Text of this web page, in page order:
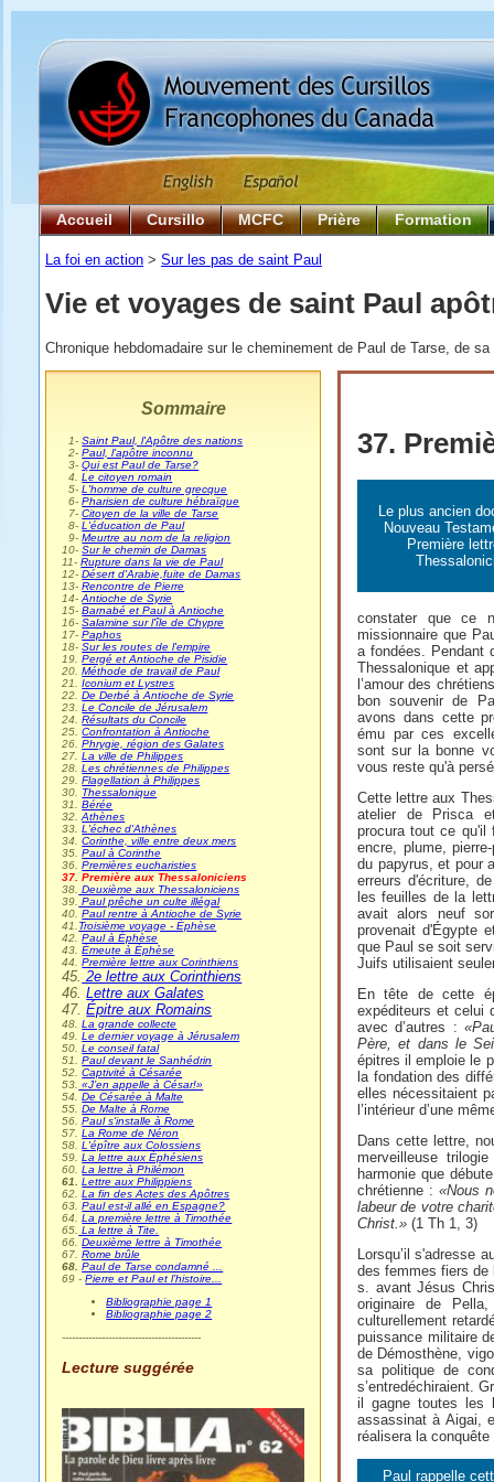
Accueil Cursillo MCFC Prière Formation
La foi en action > Sur les pas de saint Paul
Vie et voyages de saint Paul
Chronique hebdomadaire sur le cheminement de Paul de Tarse, de
Sommaire
1-Saint Paul, l'Apôtre des nations
02-Paul, l'apôtre inconnu
03-Qui est Paul de Tarse?
04.Le citoyen romain
05-L'homme de culture grecque
06-Pharisien de culture hébraïque
7-Citoyen de la ville de Tarse
08-L'éducation de Paul
09-Meurtre au nom de la religion
10-Sur le chemin de Damas
11-Rupture dans la vie de Paul
12-Désert d'Arabie,fuite de Damas
13-Rencontre de Pierre
14-Antioche de Syrie
15-Barnabé et Paul à Antioche
16-Salamine sur l'île de Chypre
17-Paphos
18-Sur les routes de l'empire
19.Pergé et Antioche de Pisidie
20.Méthode de travail de Paul
21.Iconium et Lystres
22.De Derbé à Antioche de Syrie
23.Le Concile de Jérusalem
24.Résultats du Concile
25.Confrontation à Antioche
26.Phrygie, région des Galates
27.La ville de Philippes
28.Les chrétiennes de Philippes
29.Flagellation à Philippes
30. Thessalonique
31.Bérée
32.Athènes
33.L'échec d'Athènes
34.Corinthe, ville entre deux mers
35.Paul à Corinthe
36.Premières eucharisties
37. Première aux Thessaloniciens
38. Deuxième aux Thessaloniciens
39. Paul prêche un culte illégal
40.Paul rentre à Antioche de Syrie
41. Troisième voyage - Éphèse
42.Paul à Éphèse
43.Émeute à Éphèse
44.Première lettre aux Corinthiens
45. 2e lettre aux Corinthiens
46.Lettre aux Galates
47.Épitre aux Romains
48.La grande collecte
49.Le dernier voyage à Jérusalem
50.Le conseil fatal
51.Paul devant le Sanhédrin
52.Captivité à Césarée
53. «J’en appelle à César!»
54.De Césarée à Malte
55.De Malte à Rome
56.Paul s'installe à Rome
57.La Rome de Néron
58.L'épître aux Colossiens
59.La lettre aux Éphésiens
60.La lettre à Philémon
61.Lettre aux Philippiens
62.La fin des Actes des Apôtres
63.Paul est-il allé en Espagne?
64.La première lettre à Timothée
65. La lettre à Tite.
66.Deuxième lettre à Timothée
67.Rome brûle
68.Paul de Tarse condamné ...
69 -Pierre et Paul et l’histoire...
Bibliographie page 1
Bibliographie page 2
------------------------------------------
Lecture suggérée
37.
Le plus ancien
Nouveau
Première
constater que ce
missionnaire que
a fondées. Pendant
Thessalonique et
l’amour des
bon souvenir de
avons dans cette
ému par ces
sont sur la bonne
vous reste qu'à
Cette lettre aux
atelier de Prisca
procura tout ce qu'il
encre, plume,
du papyrus, et pour
erreurs d'écriture,
les feuilles de la
avait alors neuf
provenait d'Égypte
que Paul se soit
Juifs utilisaient
En tête de cette
expéditeurs et celui
avec d’autres :
Père, et dans le
épitres il emploie le
la fondation des
elles nécessitaient
l’intérieur d’une
Dans cette lettre,
merveilleuse
harmonie que
chrétienne : «Nous
labeur de votre
Christ.» (1 Th 1, 3)
Lorsqu’il s'adresse
des femmes fiers de
s. avant Jésus
originaire de
culturellement
puissance militaire
de Démosthène,
sa politique de
s’entredéchiraient.
il gagne toutes les
assassinat à Aigai,
réalisera la conquête
Paul rappelle